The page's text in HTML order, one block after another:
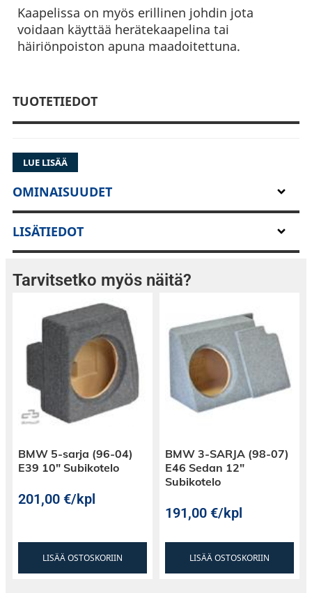
Kaapelissa on myös erillinen johdin jota
voidaan käyttää herätekaapelina tai
häiriönpoiston apuna maadoitettuna.
TUOTETIEDOT
LUE LISÄÄ
OMINAISUUDET
LISÄTIEDOT
Tarvitsetko myös näitä?
BMW 5-sarja (96-04)
E39 10″ Subikotelo
201,00€/kpl
LISÄÄ OSTOSKORIIN
BMW 3-SARJA (98-07)
E46 Sedan 12″
Subikotelo
191,00€/kpl
LISÄÄ OSTOSKORIIN